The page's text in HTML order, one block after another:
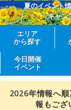
夏のイベント
キャン
エリア
から探す
今日開催
イベント
2026年情報へ
報もござ